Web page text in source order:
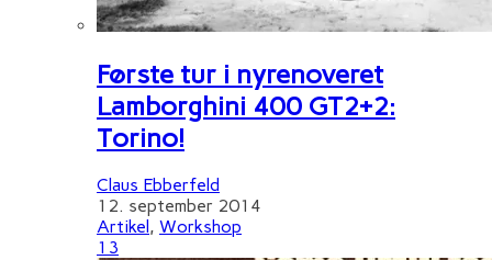
Første tur i nyrenoveret
Lamborghini 400 GT2+2:
Torino!
Claus Ebberfeld
12. september 2014
Artikel , Workshop
13